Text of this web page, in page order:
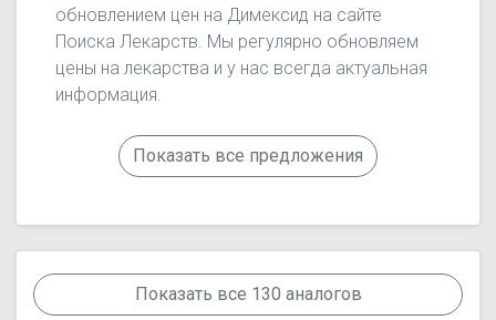
обновлением цен на Димексид на сайте
Поиска Лекарств. Мы регулярно обновляем
цены на лекарства и у нас всегда актуальная
информация.
Показать все предложения
Показать все 130 аналогов